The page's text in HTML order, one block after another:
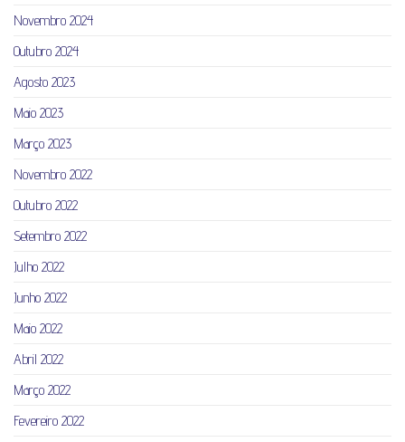
Novembro 2024
Outubro 2024
Agosto 2023
Maio 2023
Março 2023
Novembro 2022
Outubro 2022
Setembro 2022
Julho 2022
Junho 2022
Maio 2022
Abril 2022
Março 2022
Fevereiro 2022